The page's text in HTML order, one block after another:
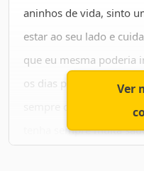
Que seu caminho seja
aniversário, meu filho!
aninhos de vida, sinto
estar ao seu lado e
que eu mesma poderia
os dias para guiar os
sempre o melhor
tenha sempre muita
Ver